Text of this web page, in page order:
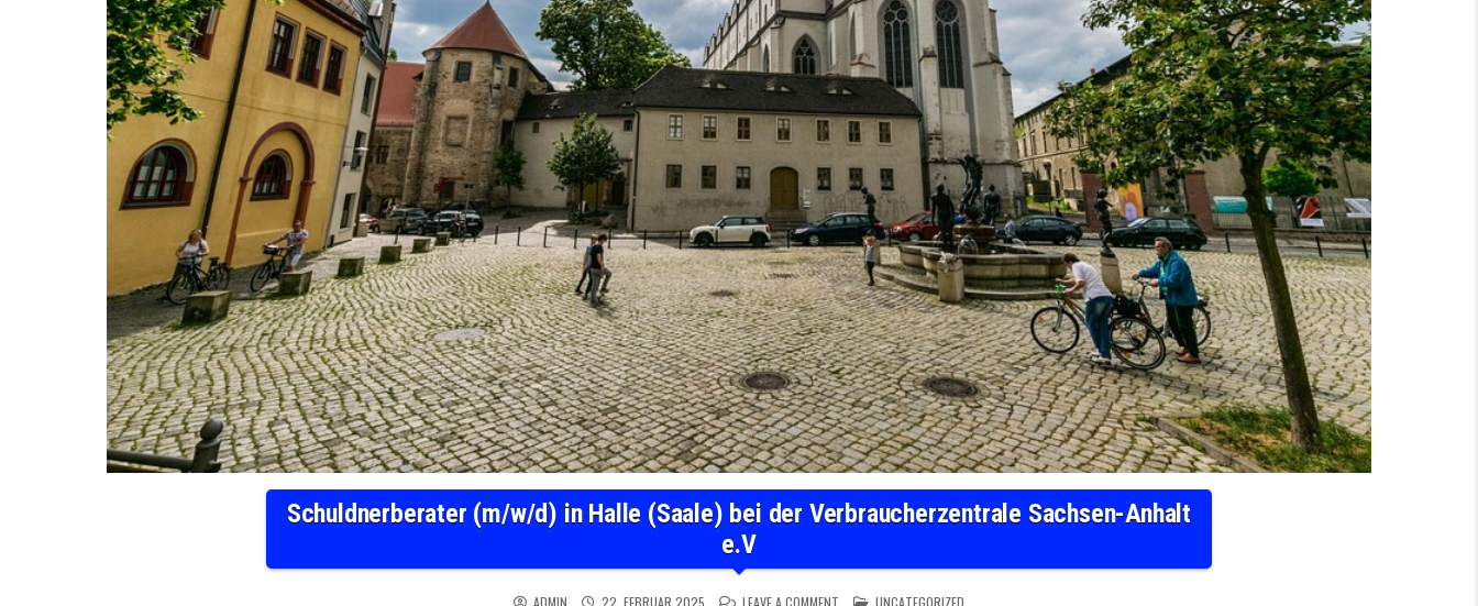
Schuldnerberater (m/w/d) in Halle (Saale) bei der Verbraucherzentrale Sachsen-Anhalt
e.V
ADMIN 22. FEBRUAR 2025 LEAVE A COMMENT ON SCHULDNERBERATER (M/W/D) IN HALLE (SAALE) BEI DER VERBRAUCHERZENTRALE SACHSEN-ANHALT E.V
POSTED IN
UNCATEGORIZED